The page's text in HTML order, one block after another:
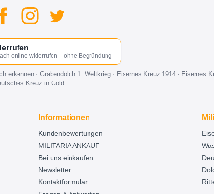
online widerrufen – ohne Begründung
erkennen· Grabendolch 1. Weltkrieg· Eisernes Kreuz 1914· Eisernes
Kreuz in Gold
Informationen
Kundenbewertungen
MILITARIA ANKAUF
Bei uns einkaufen
Newsletter
Kontaktformular